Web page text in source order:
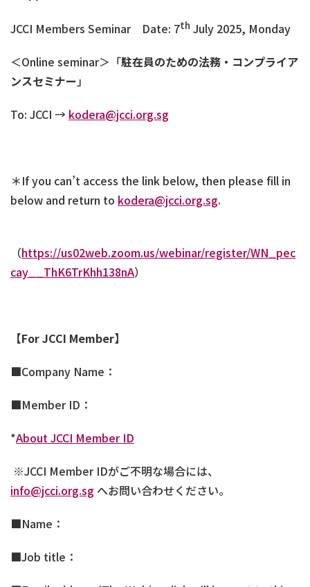
JCCI Members Seminar Date: 7th July 2025, Monday
＜Online seminar＞「駐在員のための法務・コンプライア
ンスセミナー」
To: JCCI → kodera@jcci.org.sg
＊If you can’t access the link below, then please fill in
below and return to kodera@jcci.org.sg.
（https://us02web.zoom.us/webinar/register/WN_pec
cay__ThK6TrKhh138nA）
【For JCCI Member】
■Company Name：
■Member ID：
*About JCCI Member ID
※JCCI Member IDがご不明な場合には、
info@jcci.org.sg へお問い合わせください。
■Name：
■Job title：